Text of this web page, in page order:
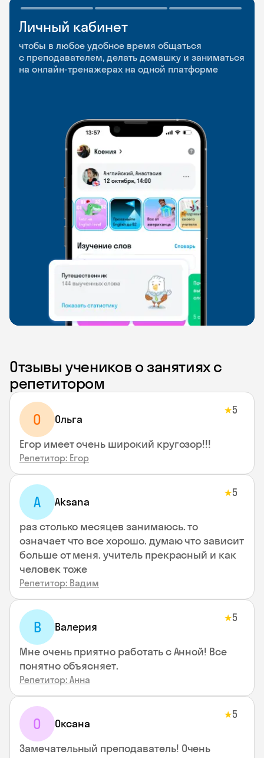
Личный кабинет
чтобы в любое удобное время общаться
с преподавателем, делать домашку и заниматься
на онлайн-тренажерах на одной платформе
Мобильное
приложение
чтобы заниматься и изучать новые слова где
и когда удобно
Разговорные клубы
и Talks
Групповые занятия для разговорной практики
и индивидуальные встречи с преподавателями
Отзывы учеников о занятиях с
репетитором
О Ольга
★5
Егор имеет очень широкий кругозор!!!
Репетитор: Егор
A Aksana
★5
раз столько месяцев занимаюсь. то
означает что все хорошо. думаю что зависит
больше от меня. учитель прекрасный и как
человек тоже
Репетитор: Вадим
В Валерия
★5
Мне очень приятно работать с Анной! Все
понятно объясняет.
Репетитор: Анна
О Оксана
★5
Замечательный преподаватель! Очень